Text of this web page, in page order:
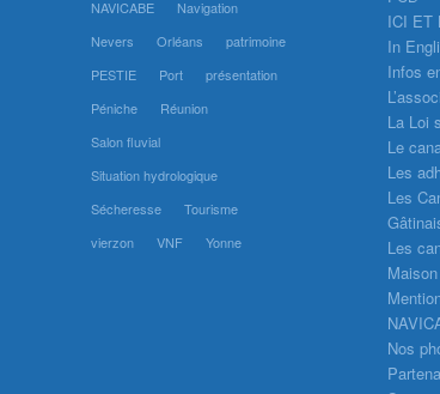
NAVICABE
Navigation
Nevers
Orléans
patrimoine
PESTIE
Port
présentation
Péniche
Réunion
Salon fluvial
Situation hydrologique
Sécheresse
Tourisme
vierzon
VNF Yonne
ICI ET
In
Infos
La Loi
Le
Les
Les
Les
Nos